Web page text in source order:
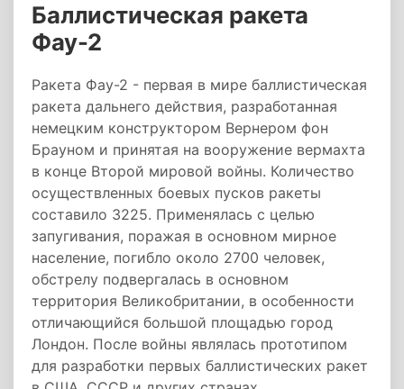
Баллистическая ракета
Фау-2
Ракета Фау-2 - первая в мире баллистическая
ракета дальнего действия, разработанная
немецким конструктором Вернером фон
Брауном и принятая на вооружение вермахта
в конце Второй мировой войны. Количество
осуществленных боевых пусков ракеты
составило 3225. Применялась с целью
запугивания, поражая в основном мирное
население, погибло около 2700 человек,
обстрелу подвергалась в основном
территория Великобритании, в особенности
отличающийся большой площадью город
Лондон. После войны являлась прототипом
для разработки первых баллистических ракет